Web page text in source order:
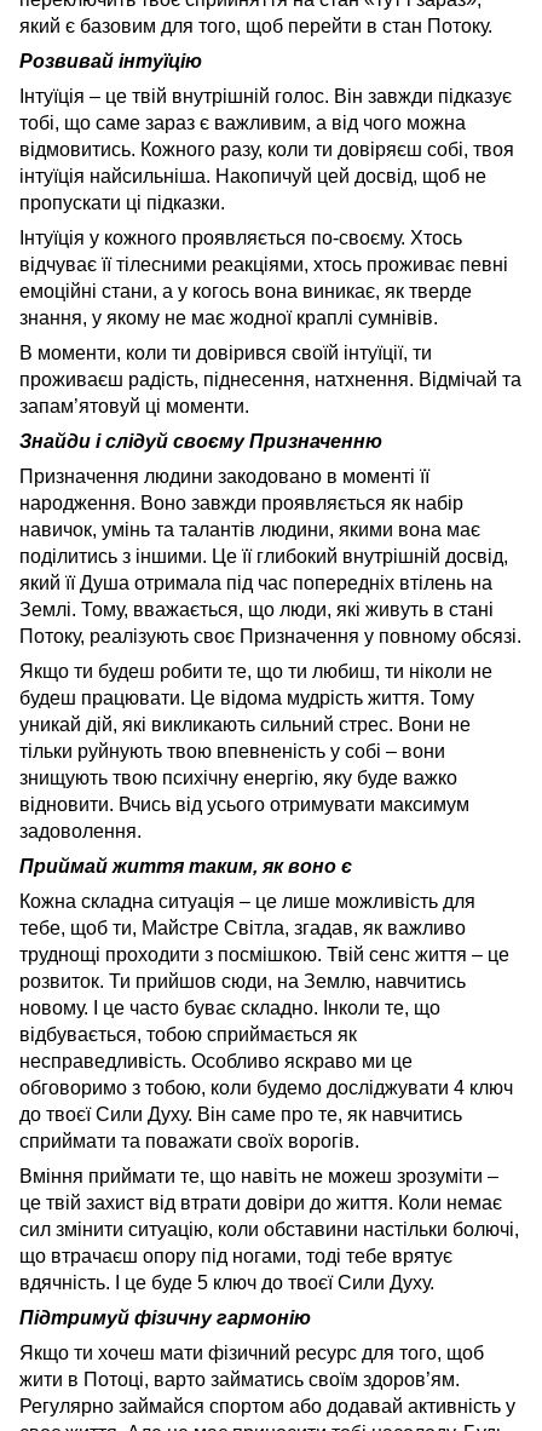
який є базовим для того, щоб перейти в стан Потоку.
Розвивай інтуїцію
Інтуїція – це твій внутрішній голос. Він завжди підказує
тобі, що саме зараз є важливим, а від чого можна
відмовитись. Кожного разу, коли ти довіряєш собі, твоя
інтуїція найсильніша. Накопичуй цей досвід, щоб не
пропускати ці підказки.
Інтуїція у кожного проявляється по-своєму. Хтось
відчуває її тілесними реакціями, хтось проживає певні
емоційні стани, а у когось вона виникає, як тверде
знання, у якому не має жодної краплі сумнівів.
В моменти, коли ти довірився своїй інтуїції, ти
проживаєш радість, піднесення, натхнення. Відмічай та
запам’ятовуй ці моменти.
Знайди і слідуй своєму Призначенню
Призначення людини закодовано в моменті її
народження. Воно завжди проявляється як набір
навичок, умінь та талантів людини, якими вона має
поділитись з іншими. Це її глибокий внутрішній досвід,
який її Душа отримала під час попередніх втілень на
Землі. Тому, вважається, що люди, які живуть в стані
Потоку, реалізують своє Призначення у повному обсязі.
Якщо ти будеш робити те, що ти любиш, ти ніколи не
будеш працювати. Це відома мудрість життя. Тому
уникай дій, які викликають сильний стрес. Вони не
тільки руйнують твою впевненість у собі – вони
знищують твою психічну енергію, яку буде важко
відновити. Вчись від усього отримувати максимум
задоволення.
Приймай життя таким, як воно є
Кожна складна ситуація – це лише можливість для
тебе, щоб ти, Майстре Світла, згадав, як важливо
труднощі проходити з посмішкою. Твій сенс життя – це
розвиток. Ти прийшов сюди, на Землю, навчитись
новому. І це часто буває складно. Інколи те, що
відбувається, тобою сприймається як
несправедливість. Особливо яскраво ми це
обговоримо з тобою, коли будемо досліджувати 4 ключ
до твоєї Сили Духу. Він саме про те, як навчитись
сприймати та поважати своїх ворогів.
Вміння приймати те, що навіть не можеш зрозуміти –
це твій захист від втрати довіри до життя. Коли немає
сил змінити ситуацію, коли обставини настільки болючі,
що втрачаєш опору під ногами, тоді тебе врятує
вдячність. І це буде 5 ключ до твоєї Сили Духу.
Підтримуй фізичну гармонію
Якщо ти хочеш мати фізичний ресурс для того, щоб
жити в Потоці, варто займатись своїм здоров’ям.
Регулярно займайся спортом або додавай активність у